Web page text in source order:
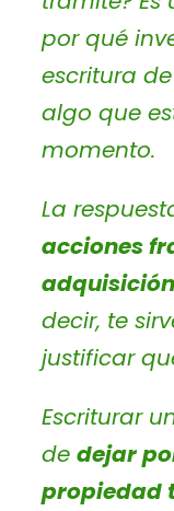
por qué
escritura
algo que
momento.
La
acciones
decir, te
justificar
Escriturar
de dejar
propiedad